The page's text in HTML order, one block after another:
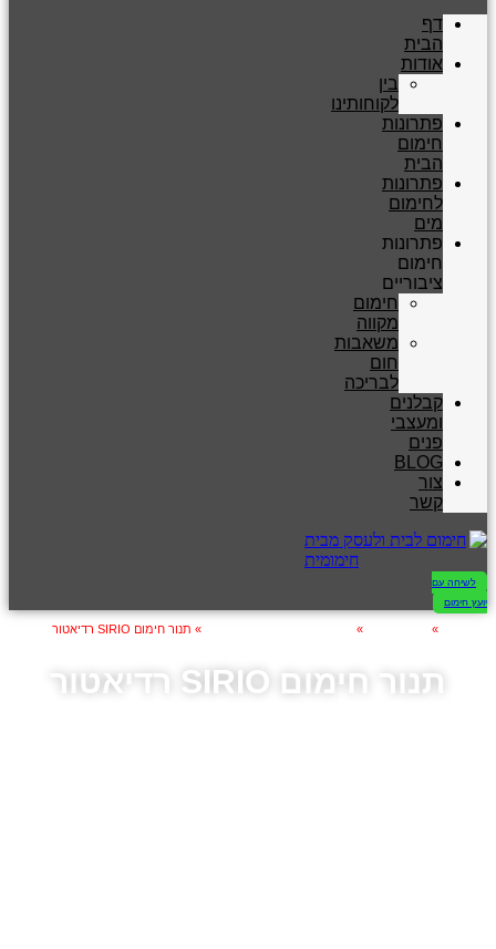
דף
הבית
אודות
בין
לקוחותינו
פתרונות
חימום
הבית
פתרונות
לחימום
מים
פתרונות
חימום
ציבוריים
חימום
מקווה
משאבות
חום
לבריכה
קבלנים
ומעצבי
פנים
BLOG
צור
קשר
לשיחה עם
יועץ חימום
»
»
» תנור חימום SIRIO רדיאטור
תנור חימום SIRIO רדיאטור